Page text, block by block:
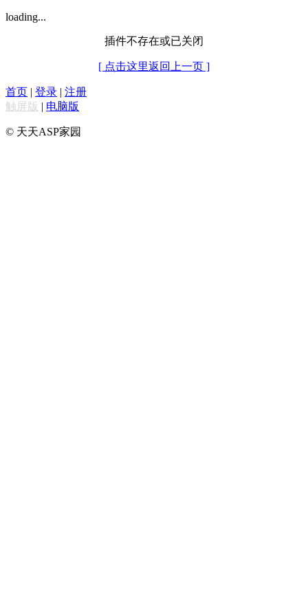
loading...
插件不存在或已关闭
[ 点击这里返回上一页 ]
首页 | 登录 | 注册
触屏版 | 电脑版
© 天天ASP家园